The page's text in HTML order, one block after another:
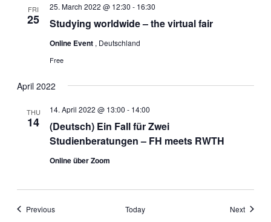
FRI
25 Studying worldwide – the virtual fair
25. March 2022 @ 12:30 - 16:30
Online Event , Deutschland
Free
April 2022
THU
14
(Deutsch) Ein Fall für Zwei
Studienberatungen – FH meets RWTH
14. April 2022 @ 13:00 - 14:00
Online über Zoom
PreviousEvents Today NextEvents